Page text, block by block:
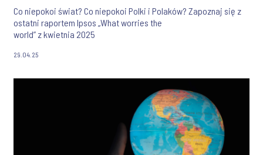
Co niepokoi świat? Co niepokoi Polki i Polaków? Zapoznaj się z
ostatni raportem Ipsos „What worries the
world” z kwietnia 2025
29.04.25